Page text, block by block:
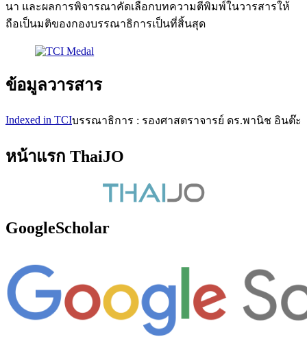
นา และผลการพิจารณาคัดเลือกบทความตีพิมพ์ในวารสารให้
ถือเป็นมติของกองบรรณาธิการเป็นที่สิ้นสุด
ข้อมูลวารสาร
Indexed in TCIบรรณาธิการ : รองศาสตราจารย์ ดร.พานิช อินต๊ะ
หน้าแรก ThaiJO
GoogleScholar